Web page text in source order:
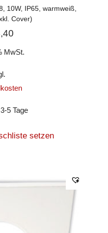
10W, IP65, warmweiß,
Cover)
MwSt.
3-5 Tage
setzen